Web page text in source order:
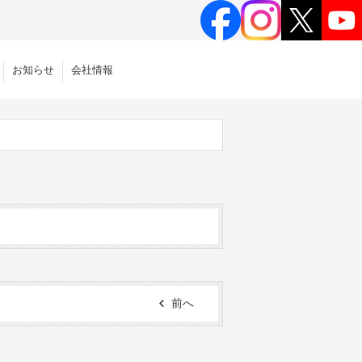
お知らせ 会社情報
前へ